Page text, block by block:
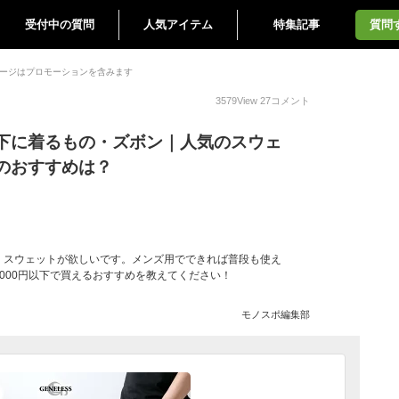
受付中の質問 人気アイテム 特集記事 質問
ジはプロモーションを含みます
3579View 27コメント
に着るもの・ズボン｜人気のスウェ
おすすめは？
ウェットが欲しいです。メンズ用でできれば普段も使え
円以下で買えるおすすめを教えてください！
モノスポ編集部